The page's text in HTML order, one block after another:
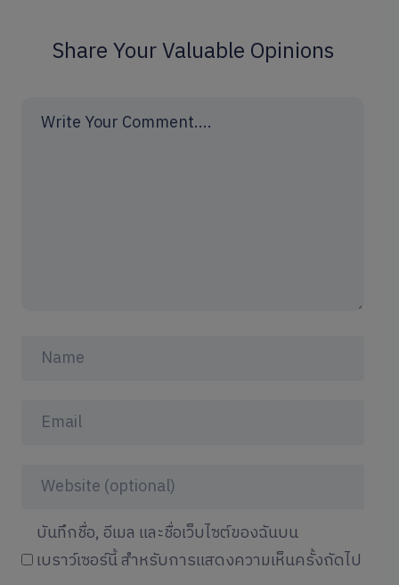
Share Your Valuable Opinions
บันทึกชื่อ, อีเมล และชื่อเว็บไซต์ของฉันบน
เบราว์เซอร์นี้ สำหรับการแสดงความเห็นครั้งถัดไป